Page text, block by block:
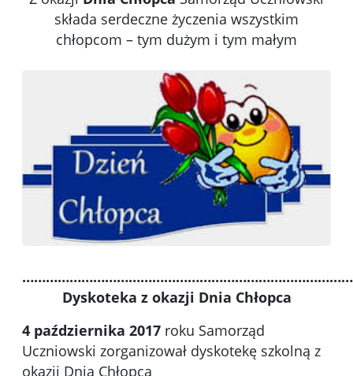
składa serdeczne życzenia wszystkim
chłopcom – tym dużym i tym małym
Dyskoteka z okazji Dnia Chłopca
4 października 2017 roku Samorząd
Uczniowski zorganizował dyskotekę szkolną z
okazji Dnia Chłopca